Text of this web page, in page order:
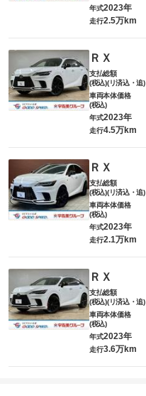
年式2023年
走行2.5万km
ＲＸ
支払総額
(税込)(リ済込・追)
車両本体価格
(税込)
年式2023年
走行4.5万km
ＲＸ
支払総額
(税込)(リ済込・追)
車両本体価格
(税込)
年式2023年
走行2.1万km
ＲＸ
支払総額
(税込)(リ済込・追)
車両本体価格
(税込)
年式2023年
走行3.6万km